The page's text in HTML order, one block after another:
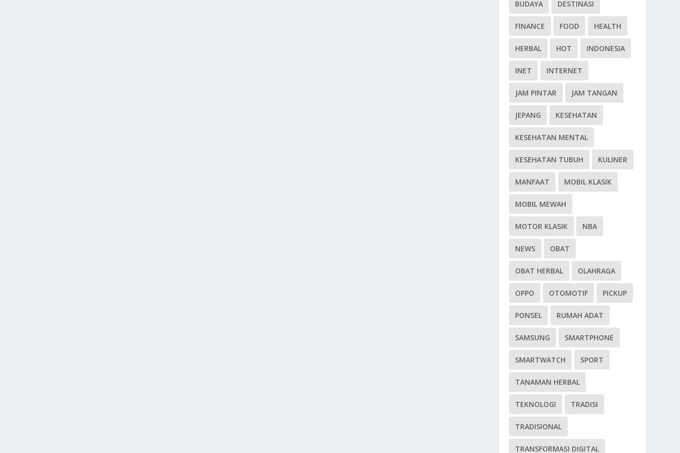
BUDAYA DESTINASI
FINANCE FOOD HEALTH
HERBAL HOT INDONESIA
INET INTERNET
JAM PINTAR JAM TANGAN
JEPANG KESEHATAN
KESEHATAN MENTAL
KESEHATAN TUBUH KULINER
MANFAAT MOBIL KLASIK
MOBIL MEWAH
MOTOR KLASIK NBA
NEWS OBAT
OBAT HERBAL OLAHRAGA
OPPO OTOMOTIF PICKUP
PONSEL RUMAH ADAT
SAMSUNG SMARTPHONE
SMARTWATCH SPORT
TANAMAN HERBAL
TEKNOLOGI TRADISI
TRADISIONAL
TRANSFORMASI DIGITAL